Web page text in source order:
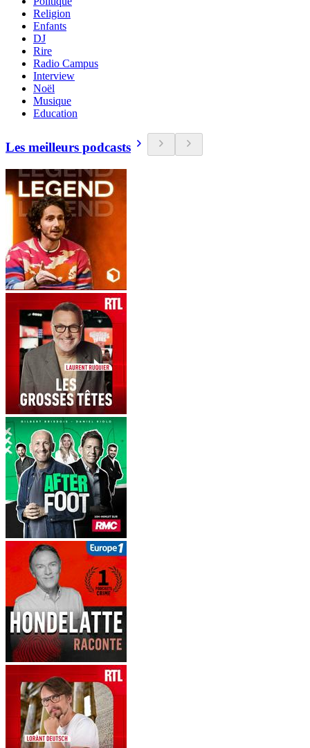
Religion
Enfants
DJ
Rire
Radio Campus
Interview
Noël
Musique
Education
Les meilleurs podcasts